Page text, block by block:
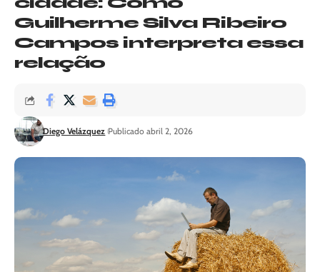
Guilherme Silva Ribeiro
Campos interpreta essa
relação
Diego Velázquez Publicado abril 2, 2026